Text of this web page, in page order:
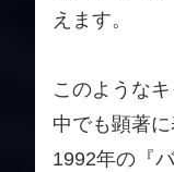
えます。
このような
中でも顕著
1992年の『